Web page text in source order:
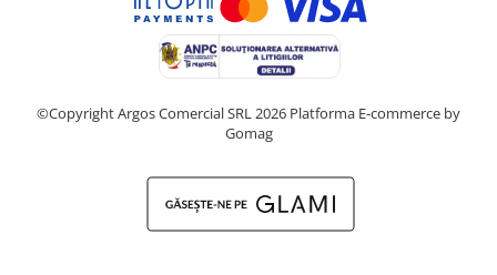
©Copyright Argos Comercial SRL 2026 Platforma E-commerce by
Gomag